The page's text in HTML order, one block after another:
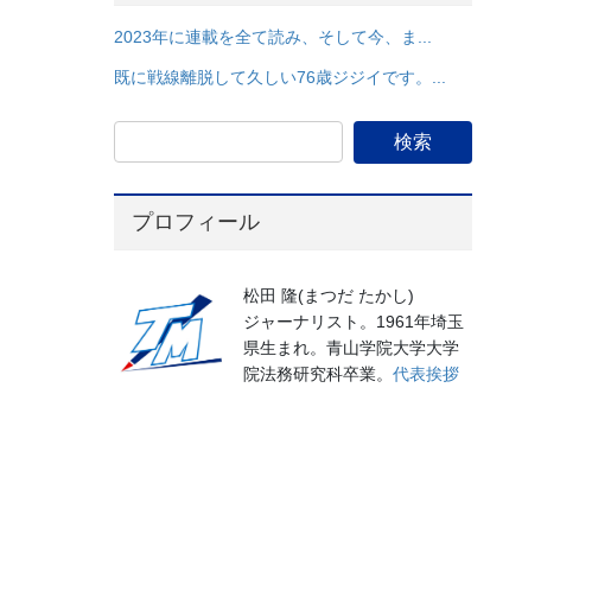
2023年に連載を全て読み、そして今、ま...
既に戦線離脱して久しい76歳ジジイです。...
プロフィール
松田 隆(まつだ たかし)
ジャーナリスト。1961年埼玉
県生まれ。青山学院大学大学
院法務研究科卒業。代表挨拶